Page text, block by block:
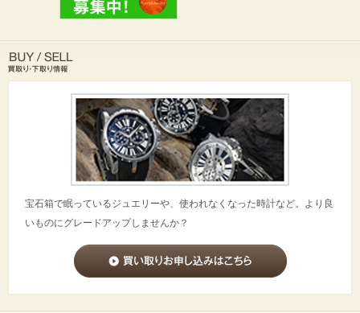
宝石箱で眠っているジュエリーや、使われなくなった時計など。より良
いものにグレードアップしませんか？